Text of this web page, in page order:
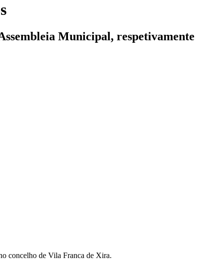
Municipal, respetivamente
concelho de Vila Franca de Xira.